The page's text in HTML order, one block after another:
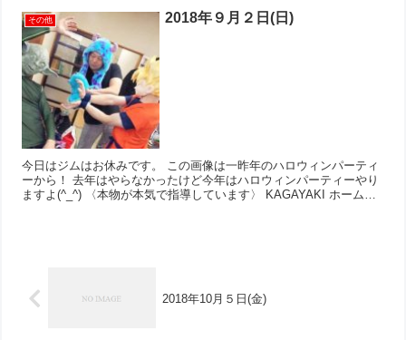
その他 2018年９月２日(日)
今日はジムはお休みです。 この画像は一昨年のハロウィンパーティ
ーから！ 去年はやらなかったけど今年はハロウィンパーティーやり
ますよ(^_^) 〈本物が本気で指導しています〉 KAGAYAKI ホームペ
2018年10月５日(金)